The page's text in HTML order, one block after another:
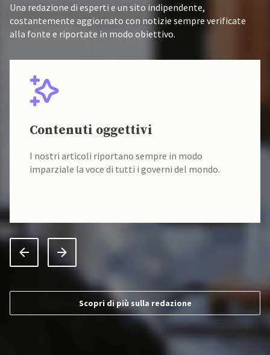
Una redazione di esperti e un sito indipendente,
costantemente aggiornato con notizie sempre verificate
alla fonte e riportate in modo obiettivo.
Contenuti oggettivi
I nostri articoli riportano sempre in modo
imparziale la voce di tutti i governi del mondo.
Scopri di più sulla redazione